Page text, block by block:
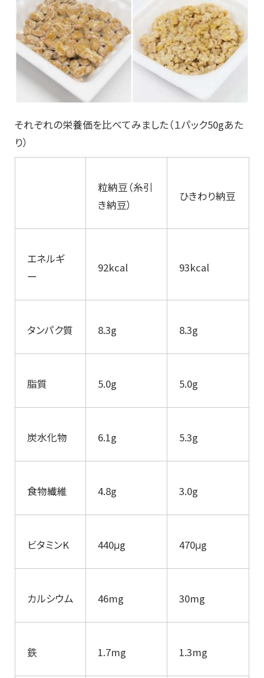
それぞれの栄養価を比べてみました（１パック50gあた
り）
粒納豆（糸引
き納豆）
ひきわり納豆
エネルギ
ー
92kcal 93kcal
タンパク質 8.3g 8.3g
脂質 5.0g 5.0g
炭水化物 6.1g 5.3g
食物繊維 4.8g 3.0g
ビタミンK 440μg 470μg
カルシウム 46mg 30mg
鉄 1.7mg 1.3mg